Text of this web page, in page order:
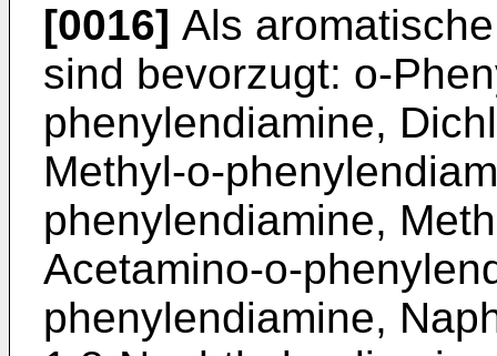
[0016] Als
sind bevorzugt: o-
phenylendiamine,
Methyl-o-
phenylendiamine,
Acetamino-o-
phenylendiamine,